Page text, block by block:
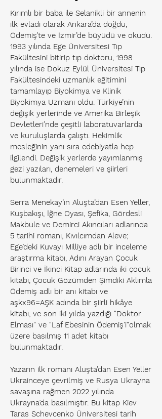
Kırımlı bir baba ile Selanikli bir annenin
ilk evladı olarak Ankara’da doğdu,
Ödemiş’te ve İzmir’de büyüdü ve okudu.
1993 yılında Ege Üniversitesi Tıp
Fakültesini bitirip tıp doktoru, 1998
yılında ise Dokuz Eylül Üniversitesi Tıp
Fakültesindeki uzmanlık eğitimini
tamamlayıp Biyokimya ve Klinik
Biyokimya Uzmanı oldu. Türkiye’nin
değişik yerlerinde ve Amerika Birleşik
Devletleri’nde çeşitli laboratuvarlarda
ve kuruluşlarda çalıştı. Hekimlik
mesleğinin yanı sıra edebiyatla hep
ilgilendi. Değişik yerlerde yayımlanmış
gezi yazıları, denemeleri ve şiirleri
bulunmaktadır.
Serra Menekay’ın Aluşta’dan Esen Yeller,
Kuşbakışı, İğne Oyası, Şefika, Gördesli
Makbule ve Demirci Akıncıları adlarında
5 tarihi romanı, Kıvılcımdan Aleve;
Ege’deki Kuvayı Milliye adlı bir inceleme
araştırma kitabı, Adını Arayan Çocuk
Birinci ve İkinci Kitap adlarında iki çocuk
kitabı, Çocuk Gözümden Şimdiki Aklımla
Ödemiş adlı bir anı kitabı ve
aşkx96=AŞK adında bir şiirli hikâye
kitabı, ve son iki yılda yazdığı "Doktor
Elması" ve "Laf Ebesinin Ödemiş'i"olmak
üzere basılmış 11 adet kitabı
bulunmaktadır.
Yazarın ilk romanı Aluşta’dan Esen Yeller
Ukrainceye çevrilmiş ve Rusya Ukrayna
savaşına rağmen 2022 yılında
Ukrayna’da basılmıştır. Bu kitap Kiev
Taras Schevcenko Üniversitesi tarih